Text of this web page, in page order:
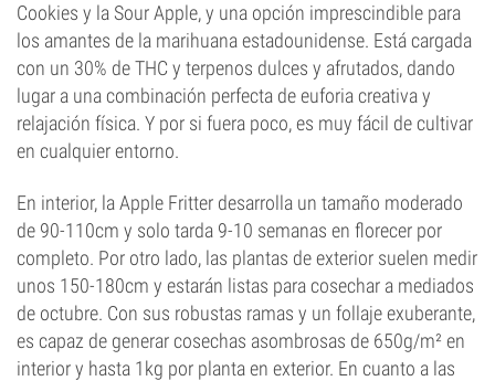
Cookies y la Sour Apple, y una opción imprescindible para
los amantes de la marihuana estadounidense. Está cargada
con un 30% de THC y terpenos dulces y afrutados, dando
lugar a una combinación perfecta de euforia creativa y
relajación física. Y por si fuera poco, es muy fácil de cultivar
en cualquier entorno.
En interior, la Apple Fritter desarrolla un tamaño moderado
de 90-110cm y solo tarda 9-10 semanas en florecer por
completo. Por otro lado, las plantas de exterior suelen medir
unos 150-180cm y estarán listas para cosechar a mediados
de octubre. Con sus robustas ramas y un follaje exuberante,
es capaz de generar cosechas asombrosas de 650g/m² en
interior y hasta 1kg por planta en exterior. En cuanto a las